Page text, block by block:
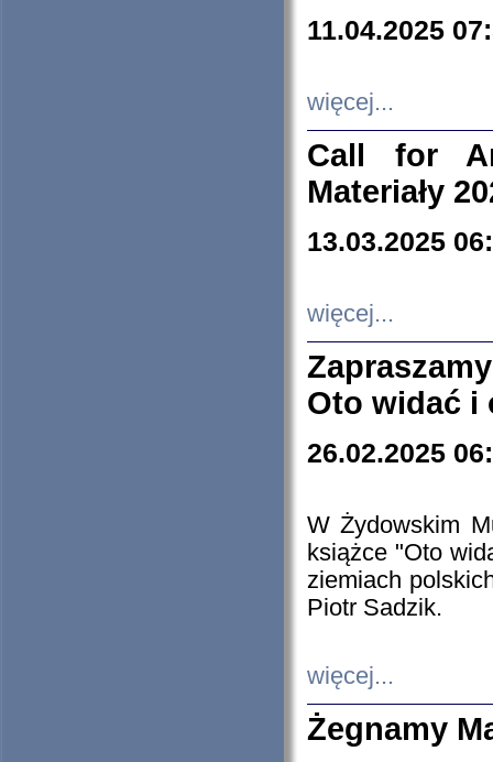
11.04.2025
więcej...
Call for
Materiały
13.03.2025
więcej...
Oto widać i
26.02.2025
W Żydowskim
książce "Oto
ziemiach
Piotr Sadzik.
więcej...
Żegnamy